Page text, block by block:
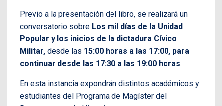
Previo a la presentación del libro, se realizará un
conversatorio sobre Los mil días de la Unidad
Popular y los inicios de la dictadura Cívico
Militar, desde las 15:00 horas a las 17:00, para
continuar desde las 17:30 a las 19:00 horas.
En esta instancia expondrán distintos académicos y
estudiantes del Programa de Magíster del